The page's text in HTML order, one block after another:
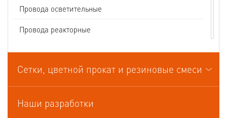
Провода осветительные
Провода реакторные
Провода связи
Провода силовые для стационарной прокладки
Провода термоэлектродные
Сетки, цветной прокат и резиновые смеси
Наши разработки